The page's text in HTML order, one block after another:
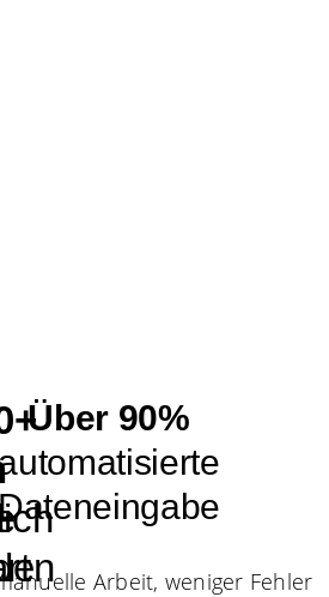
Über 90%
Arbeit, weniger Fehler